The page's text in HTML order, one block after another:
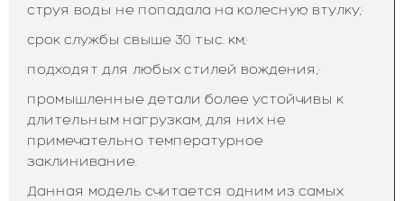
струя воды не попадала на колесную втулку;·
срок службы свыше 30 тыс. км;·
подходят для любых стилей вождения;·
промышленные детали более устойчивы к
длительным нагрузкам, для них не
примечательно температурное
заклинивание.
Данная модель считается одним из самых